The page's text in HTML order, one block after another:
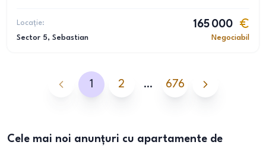
Locație:
Sector 5, Sebastian
165 000
Negociabil
1 2 … 676
Cele mai noi anunțuri cu apartamente de